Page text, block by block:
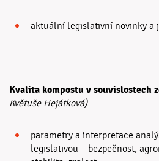
aktuální legislativní novinky a
Kvalita kompostu v souvislostech
Květuše Hejátková)
parametry a interpretace
legislativou – bezpečnost,